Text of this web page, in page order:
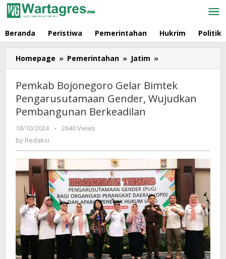
Skip
to
Beranda Peristiwa Pemerintahan Hukrim Politik
Homepage » Pemerintahan » Jatim »
Bojonegoro
Gelar
Bimtek
Pemkab Bojonegoro Gelar Bimtek
Pengarusutamaan Gender, Wujudkan
Pembangunan Berkeadilan
18/10/2024
by
-
2640 Views
by Redaksi